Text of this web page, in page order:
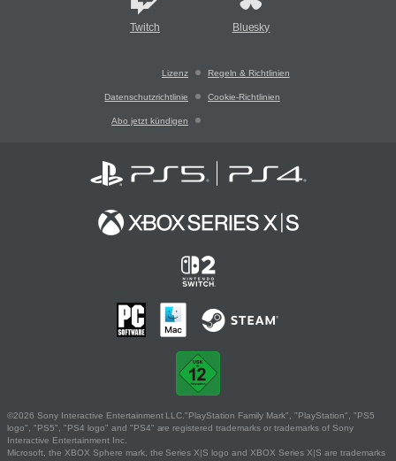
Twitch Bluesky
Lizenz Regeln & Richtlinien
Datenschutzrichtlinie Cookie-Richtlinien
Abo jetzt kündigen
©2026 Sony Interactive Entertainment LLC."PlayStation Family Mark", "PlayStation", "PS5
logo", "PS5", "PS4 logo" and "PS4" are registered trademarks or trademarks of Sony
Interactive Entertainment Inc.
Microsoft, the XBOX Sphere mark, the Series X|S logo and XBOX Series X|S are trademarks